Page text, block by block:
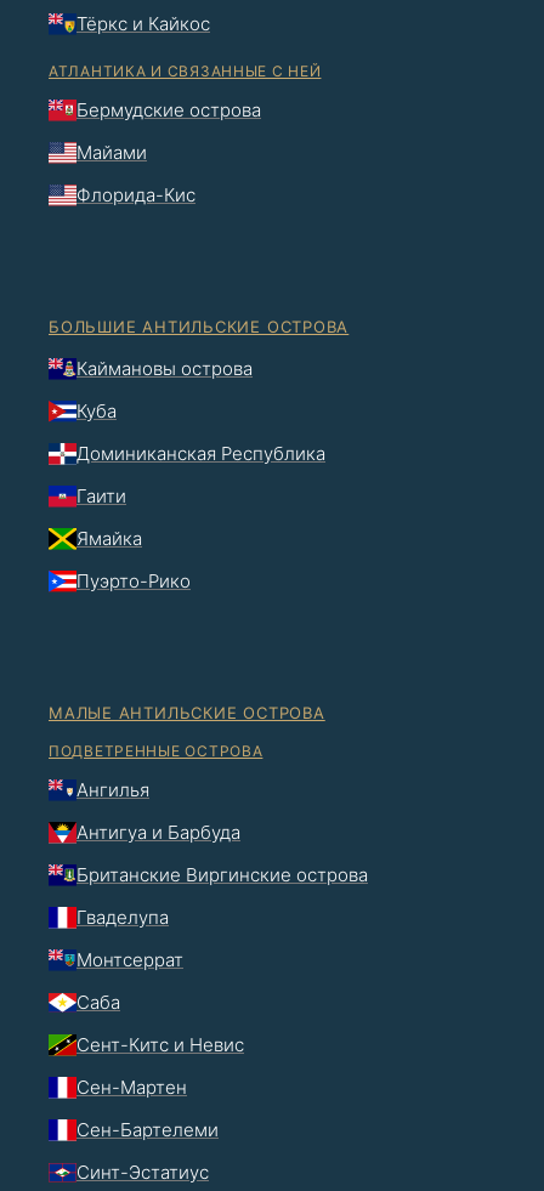
Тёркс и Кайкос
АТЛАНТИКА И СВЯЗАННЫЕ С НЕЙ
Бермудские острова
Майами
Флорида-Кис
БОЛЬШИЕ АНТИЛЬСКИЕ ОСТРОВА
Каймановы острова
Куба
Доминиканская Республика
Гаити
Ямайка
Пуэрто-Рико
МАЛЫЕ АНТИЛЬСКИЕ ОСТРОВА
ПОДВЕТРЕННЫЕ ОСТРОВА
Ангилья
Антигуа и Барбуда
Британские Виргинские острова
Гваделупа
Монтсеррат
Саба
Сент-Китс и Невис
Сен-Мартен
Сен-Бартелеми
Синт-Эстатиус